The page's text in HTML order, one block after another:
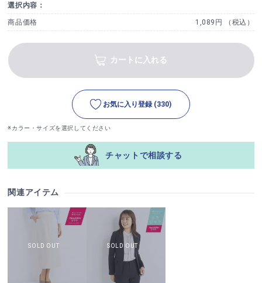
選択内容：
商品価格 1,089円 （税込）
カートに入れる
お気に入り登録 (330)
※カラー・サイズを選択してください
チャットで相談する
関連アイテム